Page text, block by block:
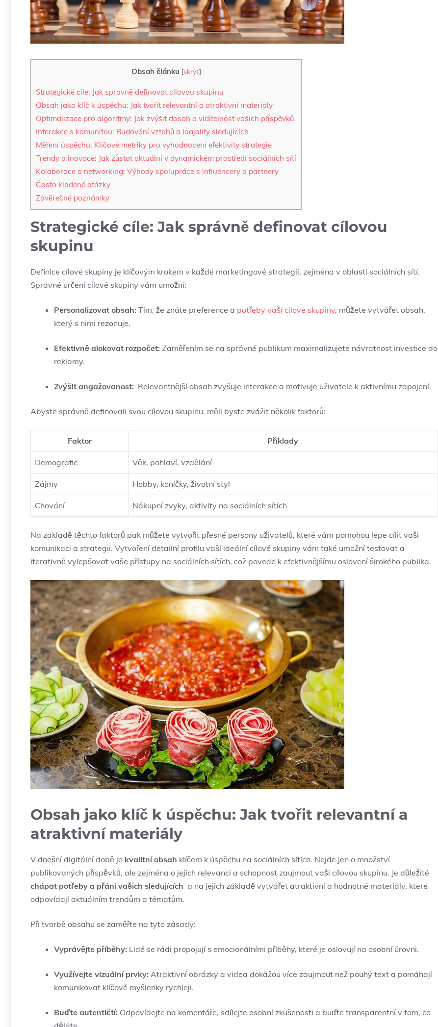
Obsah článku [skrýt]
Strategické ‍cíle: Jak správně definovat cílovou skupinu
Obsah ⁣jako klíč k úspěchu: Jak tvořit⁢ relevantní a atraktivní materiály
Optimalizace‍ pro algoritmy: Jak zvýšit dosah⁤ a viditelnost ⁤vašich příspěvků
Interakce ‌s komunitou: Budování vztahů a loajality⁣ sledujících
Měření úspěchu: Klíčové metriky pro⁣ vyhodnocení efektivity ⁢strategie
Trendy⁢ a inovace: Jak⁢ zůstat aktuální v dynamickém prostředí‍ sociálních sítí
Kolaborace a networking: Výhody spolupráce s influencery a partnery
Často kladené‌ otázky
Závěrečné poznámky
Strategické ‍cíle: Jak správně definovat cílovou
skupinu
Definice​ cílové ⁢skupiny je klíčovým ‍krokem⁣ v každé‍ marketingové strategii, zejména​ v oblasti sociálních ‍sítí.
Správné určení cílové skupiny vám umožní:
Personalizovat obsah: Tím, ​že znáte preference a potřeby vaší cílové skupiny, můžete vytvářet obsah,
⁢který s​ nimi rezonuje.
Efektivně alokovat rozpočet: Zaměřením se⁣ na správné publikum maximalizujete návratnost investice‍ do⁤
reklamy.
Zvýšit angažovanost: ​ Relevantnější obsah zvyšuje interakce a⁣ motivuje uživatele k aktivnímu zapojení.
Abyste správně definovali⁤ svou cílovou skupinu, měli‍ byste zvážit několik faktorů:
Faktor Příklady
Demografie Věk, pohlaví, vzdělání
Zájmy Hobby, koníčky,‍ životní styl
Chování Nákupní zvyky, aktivity na sociálních sítích
Na⁢ základě těchto faktorů⁢ pak⁣ můžete vytvořit přesné persony uživatelů, které vám pomohou‌ lépe cílit vaši
⁢komunikaci‌ a strategii. Vytvoření detailní profilu vaší ideální cílové​ skupiny vám také‌ umožní testovat a
iterativně vylepšovat vaše přístupy ⁢na sociálních sítích, což‍ povede k efektivnějšímu‍ oslovení širokého publika.
Obsah ⁣jako klíč k úspěchu: Jak tvořit⁢ relevantní a
atraktivní materiály
V dnešní⁣ digitální době je kvalitní obsah klíčem‍ k úspěchu na sociálních sítích.⁣ Nejde jen o množství
publikovaných příspěvků, ⁣ale zejména o‌ jejich ‌relevanci a​ schopnost zaujmout vaši ‍cílovou skupinu. Je ​důležité
chápat potřeby a přání vašich sledujících ‍ a na jejich⁤ základě vytvářet atraktivní⁤ a⁣ hodnotné materiály, které
odpovídají aktuálním trendům a tématům.
Při tvorbě obsahu se ⁢zaměřte na tyto zásady:
Vyprávějte⁢ příběhy: Lidé ⁣se rádi propojují s emocionálními příběhy, které‍ je oslovují na osobní úrovni.
Využívejte vizuální​ prvky: ⁣Atraktivní obrázky a ⁤videa dokážou více zaujmout než pouhý text a pomáhají
komunikovat klíčové myšlenky⁤ rychleji.
Buďte ⁢autentičtí: Odpovídejte na komentáře,​ sdílejte osobní zkušenosti a​ buďte‍ transparentní v tom,⁢ co